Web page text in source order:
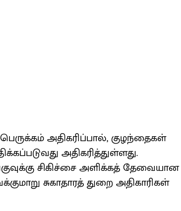
அதி​கரிப்​பால், குழந்​தைகள்
அதி​கரித்​துள்​ளது.
சிகிச்சை அளிக்​கத் தேவை​யான
சுகா​தா​ரத் துறை அதி​காரி​கள்